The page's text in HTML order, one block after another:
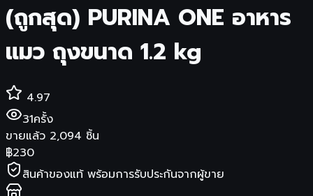
(ถูกสุด) PURINA ONE อาหาร
แมว ถุงขนาด 1.2 kg
4.97
31ครั้ง
ขายแล้ว 2,094 ชิ้น
฿230
สินค้าของแท้ พร้อมการรับประกันจากผู้ขาย